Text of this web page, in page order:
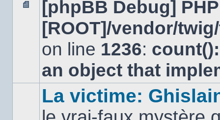
Aucun
message
non
[phpBB Debug]
[ROOT]/vendor/
on line 1236:
an object that
La victime: